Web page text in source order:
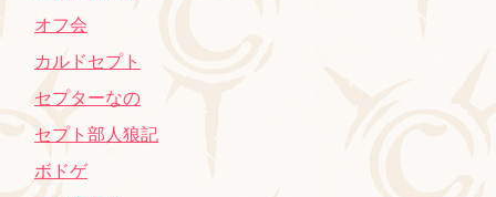
オフ会
カルドセプト
セプターなの
セプト部人狼記
ボドゲ